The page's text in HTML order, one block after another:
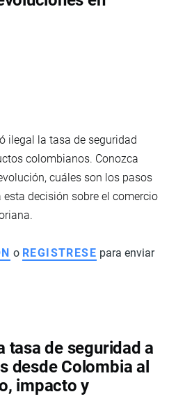
ilegal la tasa de seguridad
colombianos. Conozca
cuáles son los pasos
decisión sobre el comercio
o REGISTRESE para enviar
tasa de seguridad a
desde Colombia al
impacto y